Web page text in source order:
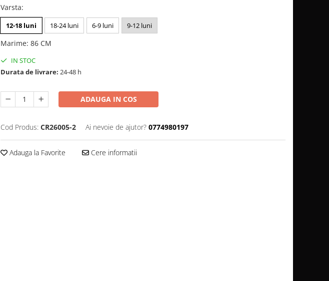
Varsta:
12-18 luni 18-24 luni 6-9 luni 9-12 luni
Marime: 86 CM
IN STOC
Durata de livrare: 24-48 h
ADAUGA IN COS
Cod Produs: CR26005-2 Ai nevoie de ajutor? 0774980197
Adauga la Favorite Cere informatii